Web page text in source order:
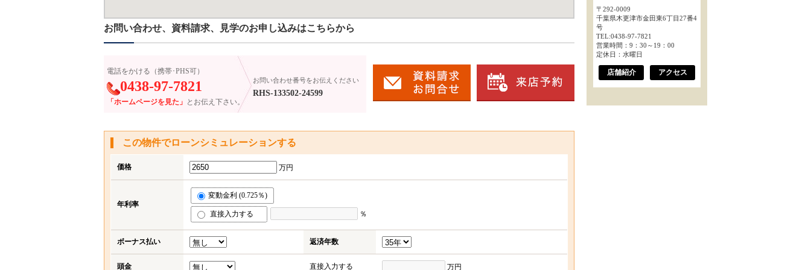
お問い合わせ、資料請求、見学のお申し込みはこちらから
電話をかける（携帯･PHS可）
0438-97-7821
「ホームページを見た」 とお伝え下さい。
お問い合わせ番号をお伝えください
RHS-133502-24599
この物件でローンシミュレーションする
価格 万円
年利率
変動金利 (0.725％)
直接入力する ％
ボーナス払い 返済年数
頭金 直接入力する 万円
〒292-0009
千葉県木更津市金田東6丁目27番4
号
TEL:0438-97-7821
営業時間：9：30～19：00
定休日：水曜日
店舗紹介 アクセス